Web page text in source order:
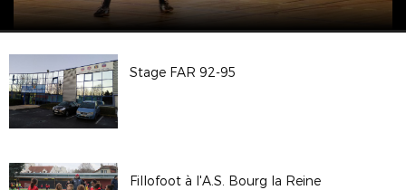
Stage FAR 92-95
Fillofoot à l'A.S. Bourg la Reine